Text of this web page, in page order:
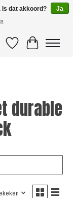
VerlanglijstWinkelwagen
durable
Is dat akkoord?
Ja